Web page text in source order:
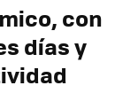
con
días y